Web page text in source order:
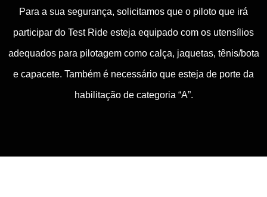
Para a sua segurança, solicitamos que o piloto que irá
participar do Test Ride esteja equipado com os utensílios
adequados para pilotagem como calça, jaquetas, tênis/bota
e capacete. Também é necessário que esteja de porte da
habilitação de categoria “A”.